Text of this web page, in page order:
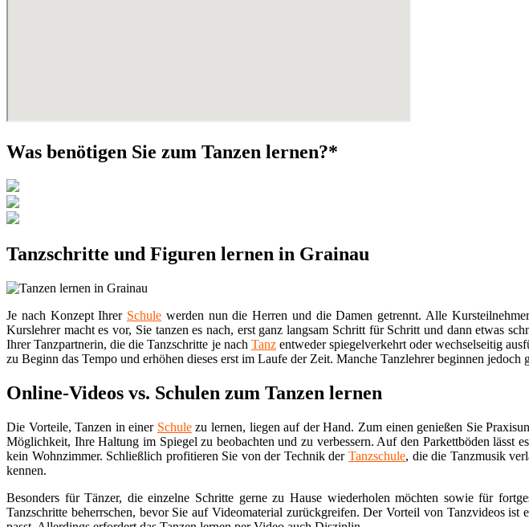
Was benötigen Sie zum Tanzen lernen?*
Tanzschritte und Figuren lernen in Grainau
Je nach Konzept Ihrer Schule werden nun die Herren und die Damen getrennt. Alle
Kurslehrer macht es vor, Sie tanzen es nach, erst ganz langsam Schritt für Schritt und dann etwas
Ihrer Tanzpartnerin, die die Tanzschritte je nach Tanzentweder spiegelverkehrt oder wechselseitig
zu Beginn das Tempo und erhöhen dieses erst im Laufe der Zeit. Manche Tanzlehrer beginnen
Online-Videos vs. Schulen zum Tanzen lernen
Die Vorteile, Tanzen in einer Schulezu lernen, liegen auf der Hand. Zum einen genießen Sie
Möglichkeit, Ihre Haltung im Spiegel zu beobachten und zu verbessern. Auf den Parkettböden lässt
kein Wohnzimmer. Schließlich profitieren Sie von der Technik derTanzschule, die die Tanzmusik
kennen.
Besonders für Tänzer, die einzelne Schritte gerne zu Hause wiederholen möchten sowie für
Tanzschritte beherrschen, bevor Sie auf Videomaterial zurückgreifen. Der Vorteil von Tanzvideos